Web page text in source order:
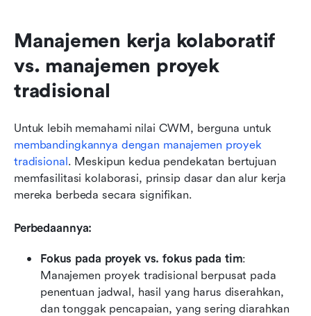
Manajemen kerja kolaboratif
vs. manajemen proyek
tradisional
membandingkannya dengan manajemen proyek
tradisional. Meskipun kedua pendekatan bertujuan
memfasilitasi kolaborasi, prinsip dasar dan alur kerja
mereka berbeda secara signifikan.
Perbedaannya:
Fokus pada proyek vs. fokus pada tim:
Manajemen proyek tradisional berpusat pada
penentuan jadwal, hasil yang harus diserahkan,
dan tonggak pencapaian, yang sering diarahkan